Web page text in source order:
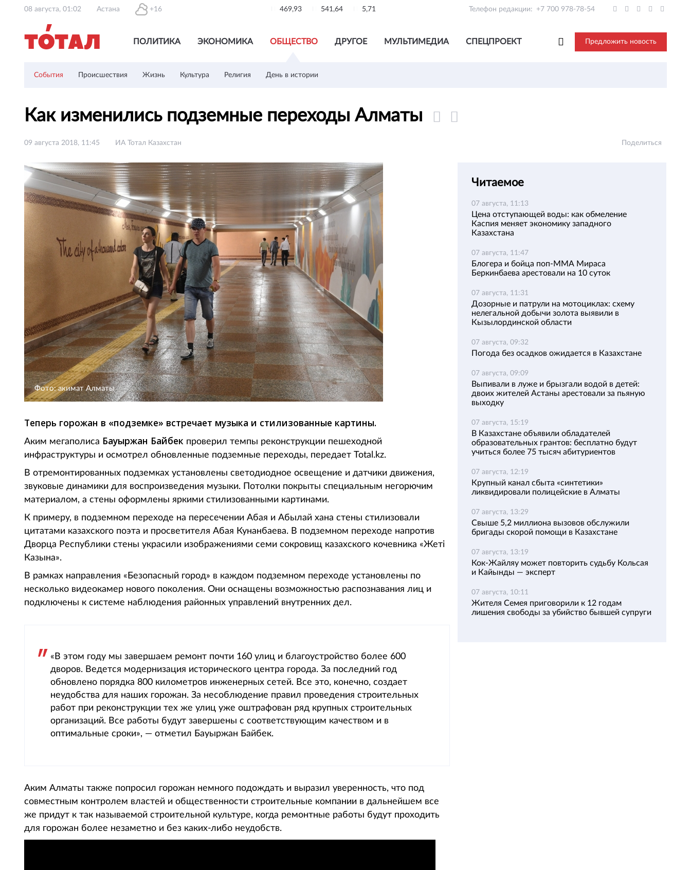
08 августа, 01:02 Астана +16 469,93 541,64 5,71 Телефон редакции: +7 700 978-78-54
ПОЛИТИКА ЭКОНОМИКА ОБЩЕСТВО ДРУГОЕ МУЛЬТИМЕДИА СПЕЦПРОЕКТ Предложить новость
События Происшествия Жизнь Культура Религия День в истории
Как изменились подземные переходы Алматы
09 августа 2018, 11:45 ИА Тотал Казахстан Поделиться
Фото: акимат Алматы
Теперь горожан в «подземке» встречает музыка и стилизованные картины.
Аким мегаполиса Бауыржан Байбек проверил темпы реконструкции пешеходной
инфраструктуры и осмотрел обновленные подземные переходы, передает Total.kz.
В отремонтированных подземках установлены светодиодное освещение и датчики движения,
звуковые динамики для воспроизведения музыки. Потолки покрыты специальным негорючим
материалом, а стены оформлены яркими стилизованными картинами.
К примеру, в подземном переходе на пересечении Абая и Абылай хана стены стилизовали
цитатами казахского поэта и просветителя Абая Кунанбаева. В подземном переходе напротив
Дворца Республики стены украсили изображениями семи сокровищ казахского кочевника «Жетi
Казына».
В рамках направления «Безопасный город» в каждом подземном переходе установлены по
несколько видеокамер нового поколения. Они оснащены возможностью распознавания лиц и
подключены к системе наблюдения районных управлений внутренних дел.
«В этом году мы завершаем ремонт почти 160 улиц и благоустройство более 600
дворов. Ведется модернизация исторического центра города. За последний год
обновлено порядка 800 километров инженерных сетей. Все это, конечно, создает
неудобства для наших горожан. За несоблюдение правил проведения строительных
работ при реконструкции тех же улиц уже оштрафован ряд крупных строительных
организаций. Все работы будут завершены с соответствующим качеством и в
оптимальные сроки», — отметил Бауыржан Байбек.
Аким Алматы также попросил горожан немного подождать и выразил уверенность, что под
совместным контролем властей и общественности строительные компании в дальнейшем все
же придут к так называемой строительной культуре, когда ремонтные работы будут проходить
для горожан более незаметно и без каких-либо неудобств.
Читаемое
07 августа, 11:13
Цена отступающей воды: как обмеление
Каспия меняет экономику западного
Казахстана
07 августа, 11:47
Блогера и бойца поп-ММА Мираса
Беркинбаева арестовали на 10 суток
07 августа, 11:31
Дозорные и патрули на мотоциклах: схему
нелегальной добычи золота выявили в
Кызылординской области
07 августа, 09:32
Погода без осадков ожидается в Казахстане
07 августа, 09:09
Выпивали в луже и брызгали водой в детей:
двоих жителей Астаны арестовали за пьяную
выходку
07 августа, 15:19
В Казахстане объявили обладателей
образовательных грантов: бесплатно будут
учиться более 75 тысяч абитуриентов
07 августа, 12:19
Крупный канал сбыта «синтетики»
ликвидировали полицейские в Алматы
07 августа, 13:29
Свыше 5,2 миллиона вызовов обслужили
бригады скорой помощи в Казахстане
07 августа, 13:19
Кок-Жайляу может повторить судьбу Кольсая
и Кайынды — эксперт
07 августа, 10:11
Жителя Семея приговорили к 12 годам
лишения свободы за убийство бывшей супруги